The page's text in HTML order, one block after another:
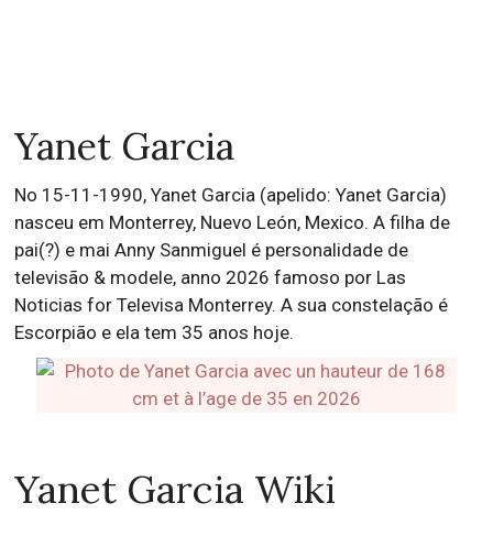
Yanet Garcia
No 15-11-1990, Yanet Garcia (apelido: Yanet Garcia)
nasceu em Monterrey, Nuevo León, Mexico. A filha de
pai(?) e mai Anny Sanmiguel é personalidade de
televisão & modele, anno 2026 famoso por Las
Noticias for Televisa Monterrey. A sua constelação é
Escorpião e ela tem 35 anos hoje.
Yanet Garcia Wiki